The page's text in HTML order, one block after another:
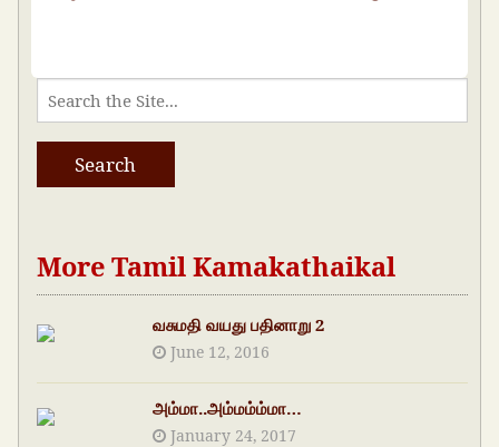
More Tamil Kamakathaikal
வசுமதி வயது பதினாறு 2
June 12, 2016
அம்மா..அம்மம்ம்மா…
January 24, 2017